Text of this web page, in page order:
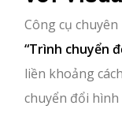
Công cụ
“Trình chuyển
liền khoảng
chuyển đổi hình